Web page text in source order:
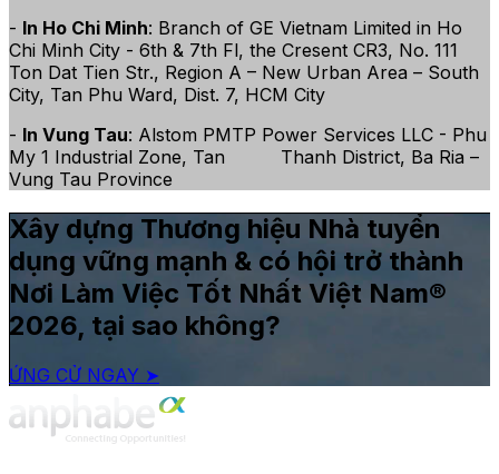
- In Ho Chi Minh: Branch of GE Vietnam Limited in Ho
Chi Minh City - 6th & 7th Fl, the Cresent CR3, No. 111
Ton Dat Tien Str., Region A – New Urban Area – South
City, Tan Phu Ward, Dist. 7, HCM City
- In Vung Tau: Alstom PMTP Power Services LLC - Phu
My 1 Industrial Zone, Tan Thanh District, Ba Ria –
Vung Tau Province
Xây dựng Thương hiệu Nhà tuyển
dụng vững mạnh & có hội trở thành
Nơi Làm Việc Tốt Nhất Việt Nam®
2026, tại sao không?
ỨNG CỬ NGAY ➤